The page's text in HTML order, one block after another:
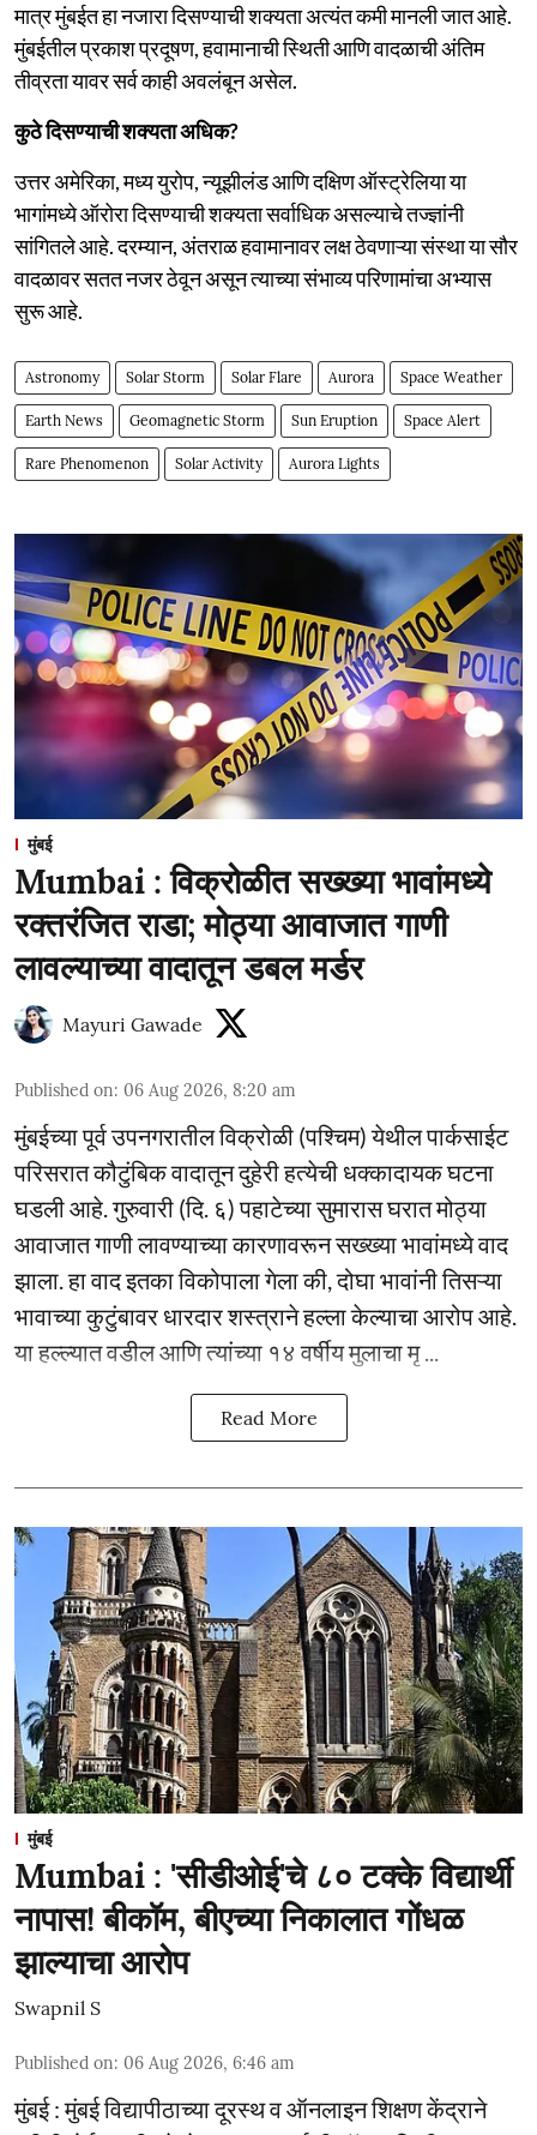
मात्र मुंबईत हा नजारा दिसण्याची शक्यता अत्यंत कमी मानली जात आहे.
मुंबईतील प्रकाश प्रदूषण, हवामानाची स्थिती आणि वादळाची अंतिम
तीव्रता यावर सर्व काही अवलंबून असेल.
कुठे दिसण्याची शक्यता अधिक?
उत्तर अमेरिका, मध्य युरोप, न्यूझीलंड आणि दक्षिण ऑस्ट्रेलिया या
भागांमध्ये ऑरोरा दिसण्याची शक्यता सर्वाधिक असल्याचे तज्ज्ञांनी
सांगितले आहे. दरम्यान, अंतराळ हवामानावर लक्ष ठेवणाऱ्या संस्था या सौर
वादळावर सतत नजर ठेवून असून त्याच्या संभाव्य परिणामांचा अभ्यास
सुरू आहे.
Astronomy Solar Storm Solar Flare Aurora Space Weather
Earth News Geomagnetic Storm Sun Eruption Space Alert
Rare Phenomenon Solar Activity Aurora Lights
मुंबई
Mumbai : विक्रोळीत सख्ख्या भावांमध्ये
रक्तरंजित राडा; मोठ्या आवाजात गाणी
लावल्याच्या वादातून डबल मर्डर
Mayuri Gawade
Published on: 06 Aug 2026, 8:20 am
मुंबईच्या पूर्व उपनगरातील विक्रोळी (पश्चिम) येथील पार्कसाईट
परिसरात कौटुंबिक वादातून दुहेरी हत्येची धक्कादायक घटना
घडली आहे. गुरुवारी (दि. ६) पहाटेच्या सुमारास घरात मोठ्या
आवाजात गाणी लावण्याच्या कारणावरून सख्ख्या भावांमध्ये वाद
झाला. हा वाद इतका विकोपाला गेला की, दोघा भावांनी तिसऱ्या
भावाच्या कुटुंबावर धारदार शस्त्राने हल्ला केल्याचा आरोप आहे.
या हल्ल्यात वडील आणि त्यांच्या १४ वर्षीय मुलाचा मृ ...
Read More
मुंबई
Mumbai : 'सीडीओई'चे ८० टक्के विद्यार्थी
नापास! बीकॉम, बीएच्या निकालात गोंधळ
झाल्याचा आरोप
Swapnil S
Published on: 06 Aug 2026, 6:46 am
मुंबई : मुंबई विद्यापीठाच्या दूरस्थ व ऑनलाइन शिक्षण केंद्राने